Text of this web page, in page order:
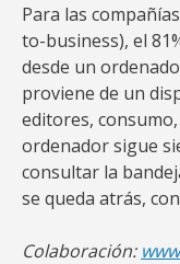
Para las
to-business), el
desde un
proviene de un
editores,
ordenador sigue
consultar la
se queda atrás,
Colaboración: